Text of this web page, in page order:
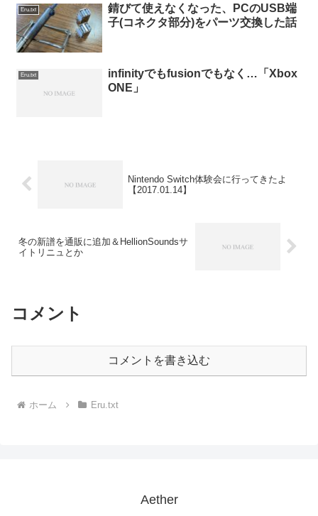
Eru.txt
錆びて使えなくなった、PCのUSB端
子(コネクタ部分)をパーツ交換した話
Eru.txt
infinityでもfusionでもなく…「Xbox
ONE」
Nintendo Switch体験会に行ってきたよ
【2017.01.14】
冬の新譜を通販に追加＆HellionSoundsサ
イトリニュとか
コメント
コメントを書き込む
ホーム Eru.txt
Aether